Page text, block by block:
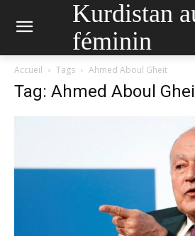
Kurdistan
féminin
Accueil Tags Ahmed Aboul Gheit
Tag: Ahmed Aboul